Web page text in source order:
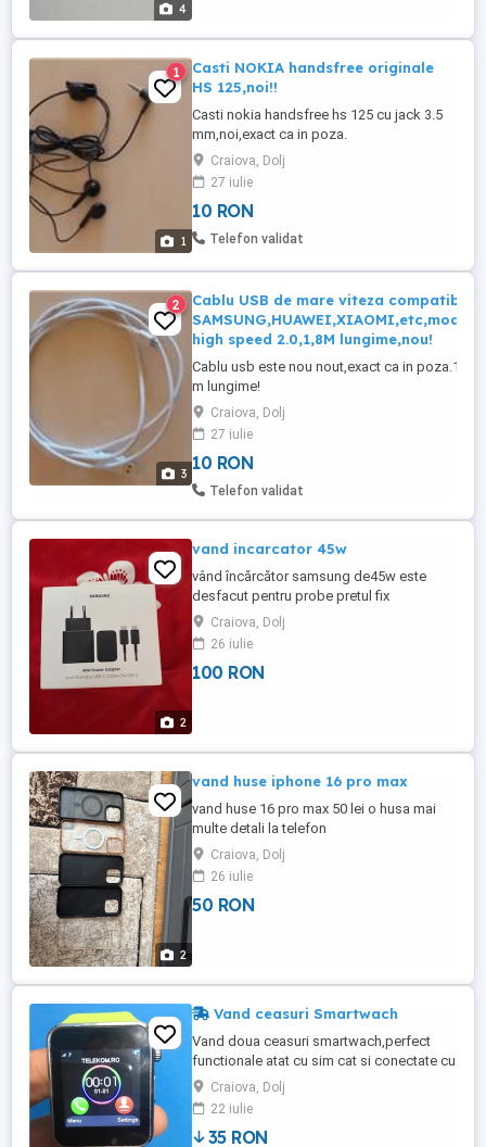
4
1
1
Casti NOKIA handsfree originale
HS 125,noi!!
Casti nokia handsfree hs 125 cu jack 3.5
mm,noi,exact ca in poza.
Craiova, Dolj
27 iulie
10 RON
Telefon validat
3
2
Cablu USB de mare viteza compatibil
SAMSUNG,HUAWEI,XIAOMI,etc,model
high speed 2.0,1,8M lungime,nou!
Cablu usb este nou nout,exact ca in poza.1.8
m lungime!
Craiova, Dolj
27 iulie
10 RON
Telefon validat
2
vand incarcator 45w
vând încărcător samsung de45w este
desfacut pentru probe pretul fix
Craiova, Dolj
26 iulie
100 RON
2
vand huse iphone 16 pro max
vand huse 16 pro max 50 lei o husa mai
multe detali la telefon
Craiova, Dolj
26 iulie
50 RON
Vand ceasuri Smartwach
Vand doua ceasuri smartwach,perfect
functionale atat cu sim cat si conectate cu
telefonul la 65 lei cel verde si 55 lei cel
negru doar ceasurile fara cablu de
incarcare(se incarca cu orice cablu
microusb)cu mentiunea ca cel negru are
Craiova, Dolj
22 iulie
35 RON